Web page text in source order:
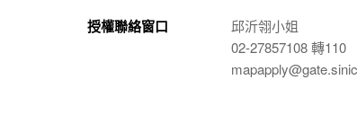
授權聯絡窗口
邱沂翎小姐
02-27857108 轉110